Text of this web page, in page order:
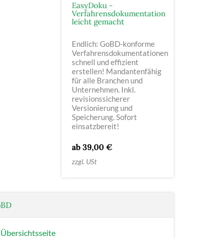
EasyDoku -
Verfahrensdokumentation
leicht gemacht
Endlich: GoBD-konforme
Verfahrensdokumentationen
schnell und effizient
erstellen! Mandantenfähig
für alle Branchen und
Unternehmen. Inkl.
revisionssicherer
Versionierung und
Speicherung. Sofort
einsatzbereit!
ab 39,00 €
zzgl. USt